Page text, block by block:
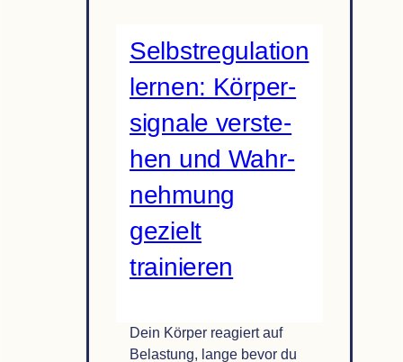
Selbst­re­gu­la­tion
ler­nen: Kör­per­
si­gnale ver­ste­
hen und Wahr­
neh­mung
gezielt
trainieren
Dein Körper reagiert auf
Belastung, lange bevor du